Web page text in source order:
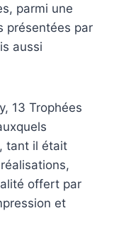
parmi une
présentées par
aussi
13 Trophées
tant il était
offert par
et